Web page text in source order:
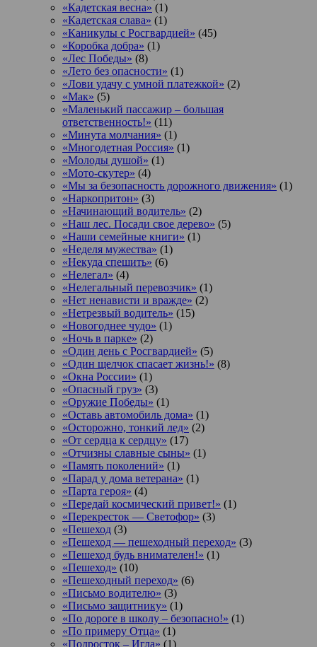
«Кадетская весна» (1)
«Кадетская слава» (1)
«Каникулы с Росгвардией» (45)
«Коробка добра» (1)
«Лес Победы» (8)
«Лето без опасности» (1)
«Лови удачу с умной платежкой» (2)
«Мак» (5)
«Маленький пассажир – большая
ответственность!» (11)
«Минута молчания» (1)
«Многодетная Россия» (1)
«Молоды душой» (1)
«Мото-скутер» (4)
«Мы за безопасность дорожного движения» (1)
«Наркопритон» (3)
«Начинающий водитель» (2)
«Наш лес. Посади свое дерево» (5)
«Наши семейные книги» (1)
«Неделя мужества» (1)
«Некуда спешить» (6)
«Нелегал» (4)
«Нелегальный перевозчик» (1)
«Нет ненависти и вражде» (2)
«Нетрезвый водитель» (15)
«Новогоднее чудо» (1)
«Ночь в парке» (2)
«Один день с Росгвардией» (5)
«Один щелчок спасает жизнь!» (8)
«Окна России» (1)
«Опасный груз» (3)
«Оружие Победы» (1)
«Оставь автомобиль дома» (1)
«Осторожно, тонкий лед» (2)
«От сердца к сердцу» (17)
«Отчизны славные сыны» (1)
«Память поколений» (1)
«Парад у дома ветерана» (1)
«Парта героя» (4)
«Передай космический привет!» (1)
«Перекресток — Светофор» (3)
«Пешеход (3)
«Пешеход — пешеходный переход» (3)
«Пешеход будь внимателен!» (1)
«Пешеход» (10)
«Пешеходный переход» (6)
«Письмо водителю» (3)
«Письмо защитнику» (1)
«По дороге в школу – безопасно!» (1)
«По примеру Отца» (1)
«Подросток ‒ Игла» (1)